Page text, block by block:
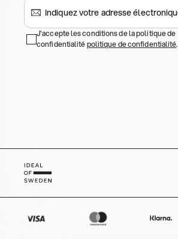
J'accepte les conditions de la politique de
confidentialitépolitique de confidentialité.